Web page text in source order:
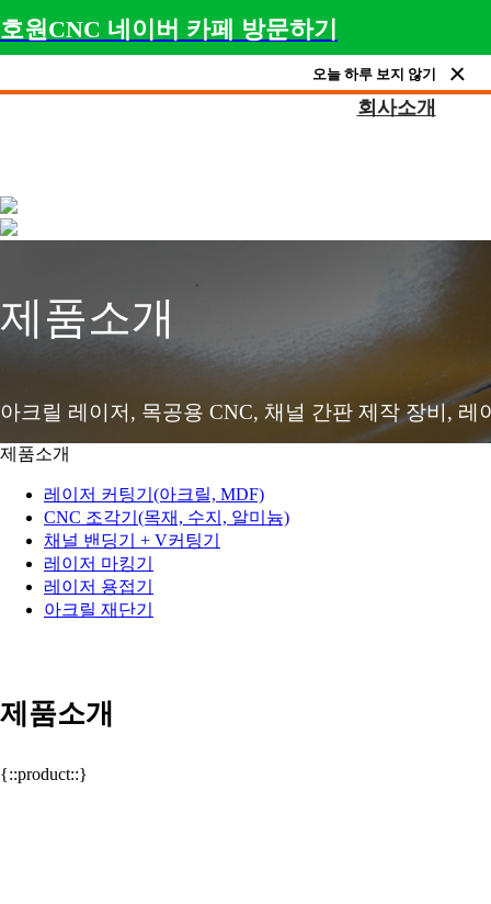
호원CNC 네이버 카페 방문하기
오늘 하루 보지 않기
회사소개
제품소개
아크릴 레이저, 목공용 CNC, 채널 간판 제작 장비,
제품소개
레이저 커팅기(아크릴, MDF)
CNC 조각기(목재, 수지, 알미늄)
채널 밴딩기 + V커팅기
레이저 마킹기
레이저 용접기
아크릴 재단기
제품소개
{::product::}